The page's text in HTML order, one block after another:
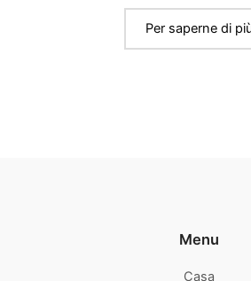
Per saperne di
Menu
Casa